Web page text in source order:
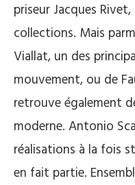
priseur Jacques
collections. Mais
Viallat, un des
mouvement, ou de
retrouve également
moderne. Antonio
réalisations à la fois
en fait partie.